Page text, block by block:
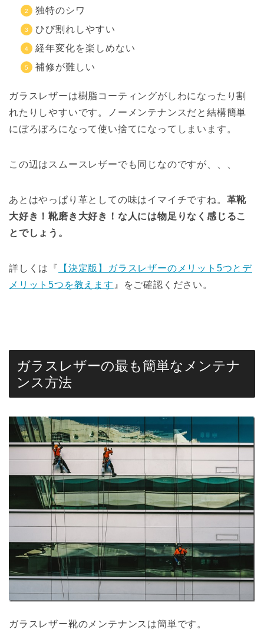
独特のシワ
ひび割れしやすい
経年変化を楽しめない
補修が難しい
ガラスレザーは樹脂コーティングがしわになったり割
れたりしやすいです。ノーメンテナンスだと結構簡単
にぼろぼろになって使い捨てになってしまいます。
この辺はスムースレザーでも同じなのですが、、、
あとはやっぱり革としての味はイマイチですね。 革靴
大好き！靴磨き大好き！な人には物足りなく感じるこ
とでしょう。
詳しくは『
【決定版】ガラスレザーのメリット5つとデ
メリット5つを教えます 』をご確認ください。
ガラスレザーの最も簡単なメンテナ
ンス方法
ガラスレザー靴のメンテナンスは簡単です。